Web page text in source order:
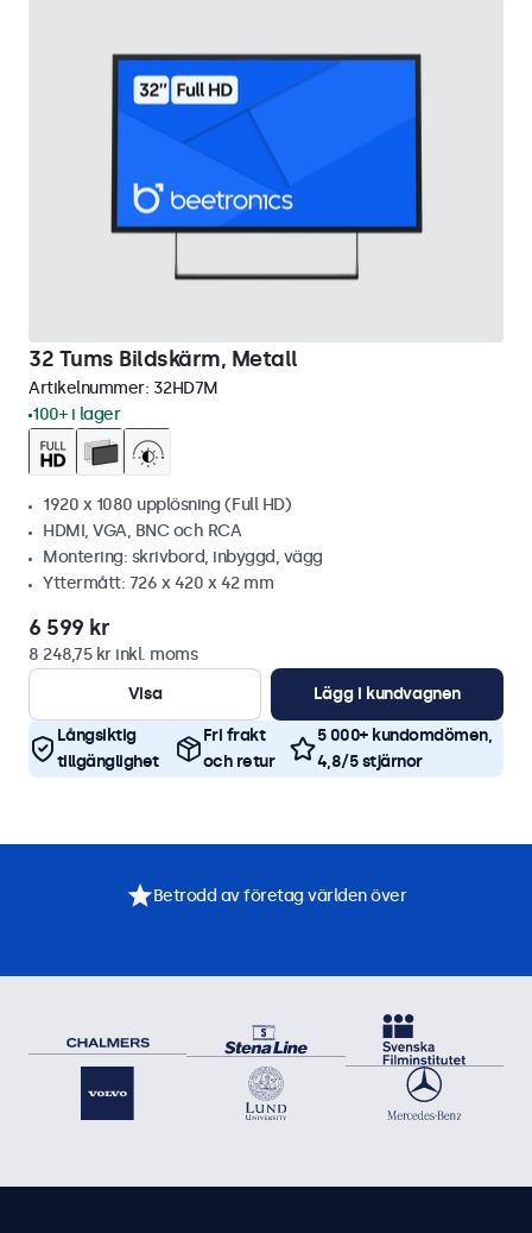
32 Tums Bildskärm, Metall
Artikelnummer: 32HD7M
100+ i lager
1920 x 1080 upplösning (Full HD)
HDMI, VGA, BNC och RCA
Montering: skrivbord, inbyggd, vägg
Yttermått: 726 x 420 x 42 mm
6 599 kr
8 248,75 kr inkl. moms
Visa
Lägg i kundvagnen
Långsiktig
tillgänglighet
Fri frakt
och retur
5 000+ kundomdömen,
4,8/5 stjärnor
Betrodd av företag världen över